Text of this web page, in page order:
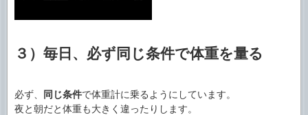
３）毎日、必ず同じ条件で体重を量る
必ず、 同じ条件で体重計に乗るようにしています。
夜と朝だと体重も大きく違ったりします。